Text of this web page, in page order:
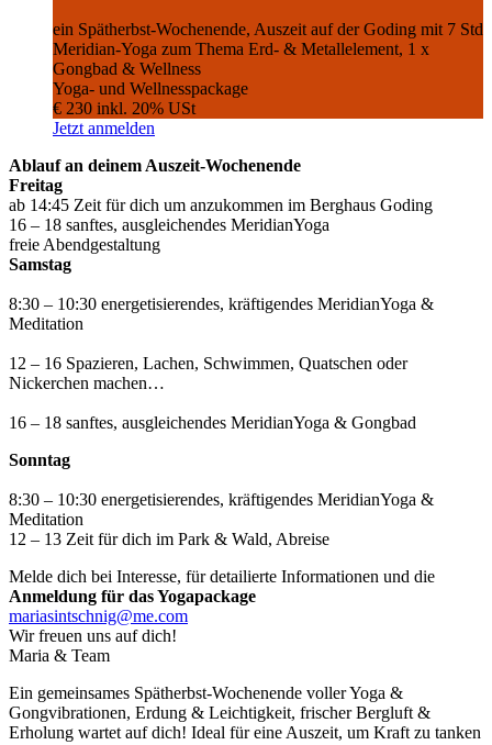
ein Spätherbst-Wochenende, Auszeit auf der Goding mit 7 Std
Meridian-Yoga zum Thema Erd- & Metallelement, 1 x
Gongbad & Wellness
Yoga- und Wellnesspackage
€ 230 inkl. 20% USt
Jetzt anmelden
Ablauf an deinem Auszeit-Wochenende
Freitag
ab 14:45 Zeit für dich um anzukommen im Berghaus Goding
16 – 18 sanftes, ausgleichendes MeridianYoga
freie Abendgestaltung
Samstag
8:30 – 10:30 energetisierendes, kräftigendes MeridianYoga &
Meditation
12 – 16 Spazieren, Lachen, Schwimmen, Quatschen oder
Nickerchen machen…
16 – 18 sanftes, ausgleichendes MeridianYoga & Gongbad
Sonntag
8:30 – 10:30 energetisierendes, kräftigendes MeridianYoga &
Meditation
12 – 13 Zeit für dich im Park & Wald, Abreise
Melde dich bei Interesse, für detailierte Informationen und die
Anmeldung für das Yogapackage
mariasintschnig@me.com
Wir freuen uns auf dich!
Maria & Team
Ein gemeinsames Spätherbst-Wochenende voller Yoga &
Gongvibrationen, Erdung & Leichtigkeit, frischer Bergluft &
Erholung wartet auf dich! Ideal für eine Auszeit, um Kraft zu tanken